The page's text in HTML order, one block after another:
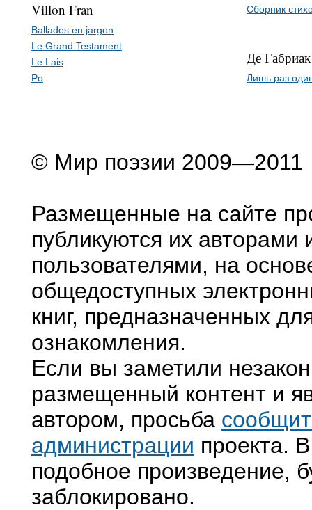
Villon Fran
Ballades en jargon
Le Grand Testament
Le Lais
Po
Сборник
Де
Лишь раз
© Мир поэзии 2009—2011
Размещенные на сайте
публикуются их авторами
пользователями, на
общедоступных
книг, предназначенных
ознакомления.
Если вы заметили
размещенный контент и
автором, просьба
администрации проекта.
подобное произведение,
заблокировано.